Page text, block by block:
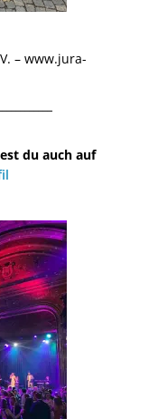
– www.jura-
du auch auf